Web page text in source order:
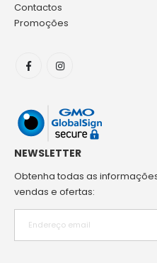
Contactos
Promoções
NEWSLETTER
Obtenha todas as
vendas e ofertas: